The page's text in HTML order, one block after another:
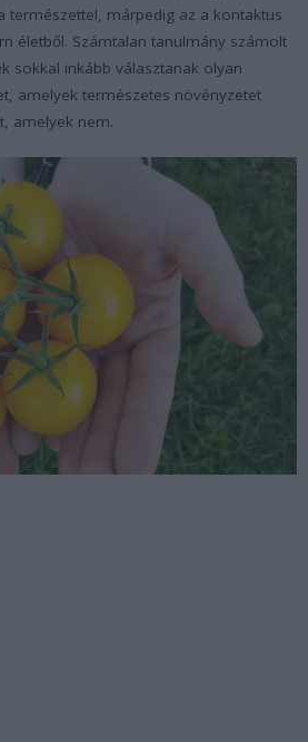
természettel, márpedig az a kontaktus
életből. Számtalan tanulmány számolt
sokkal inkább választanak olyan
amelyek természetes növényzetet
amelyek nem.